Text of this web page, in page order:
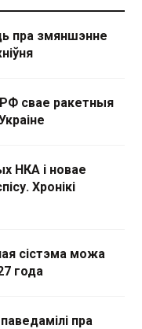
пра змяншэнне
свае ракетныя
НКА і новае
Хронікі
сістэма можа
года
пра